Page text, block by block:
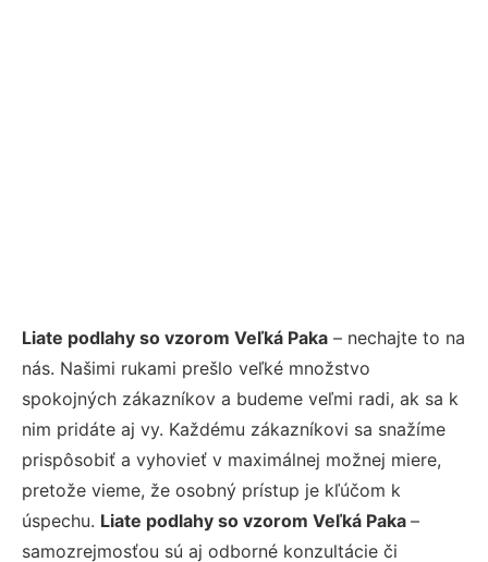
Liate podlahy so vzorom Veľká Paka – nechajte to na
nás. Našimi rukami prešlo veľké množstvo
spokojných zákazníkov a budeme veľmi radi, ak sa k
nim pridáte aj vy. Každému zákazníkovi sa snažíme
prispôsobiť a vyhovieť v maximálnej možnej miere,
pretože vieme, že osobný prístup je kľúčom k
úspechu. Liate podlahy so vzorom Veľká Paka –
samozrejmosťou sú aj odborné konzultácie či